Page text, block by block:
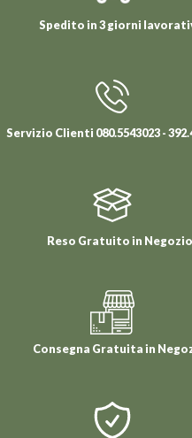
Spedito in 3 giorni
Servizio Clienti 080.5543023 -
Reso Gratuito in Negozio
Consegna Gratuita in